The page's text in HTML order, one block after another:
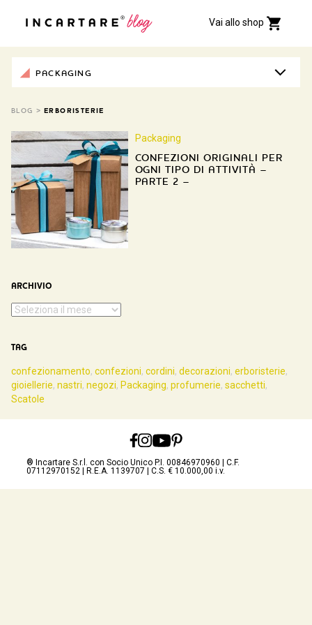
Vai allo shop
PACKAGING
BLOG > ERBORISTERIE
Packaging
CONFEZIONI ORIGINALI PER
OGNI TIPO DI ATTIVITÀ –
PARTE 2 –
ARCHIVIO
TAG
confezionamento, confezioni, cordini, decorazioni, erboristerie,
gioiellerie, nastri, negozi, Packaging, profumerie, sacchetti,
Scatole
® Incartare S.r.l. con Socio Unico P.I. 00846970960 | C.F.
07112970152 | R.E.A. 1139707 | C.S. € 10.000,00 i.v.